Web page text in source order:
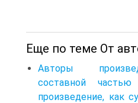
Еще по теме От
Авторы
составной
произведение, как